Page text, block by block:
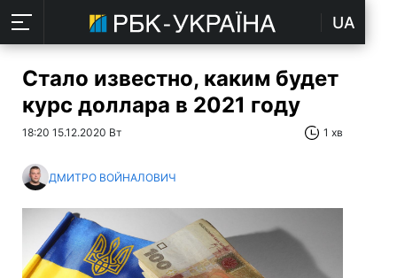
UA
Стало известно, каким будет
курс доллара в 2021 году
18:20 15.12.2020 Вт 1 хв
ДМИТРО ВОЙНАЛОВИЧ